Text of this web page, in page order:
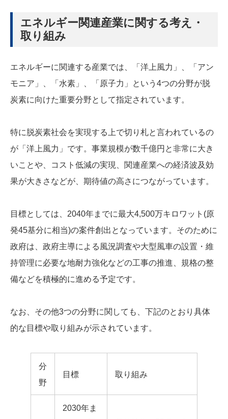
エネルギー関連産業に関する考え・
取り組み
エネルギーに関連する産業では、「洋上風力」、「アン
モニア」、「水素」、「原子力」という4つの分野が脱
炭素に向けた重要分野として指定されています。
特に脱炭素社会を実現する上で切り札と言われているの
が「洋上風力」です。事業規模が数千億円と非常に大き
いことや、コスト低減の実現、関連産業への経済波及効
果が大きさなどが、期待値の高さにつながっています。
目標としては、2040年までに最大4,500万キロワット(原
発45基分に相当)の案件創出となっています。そのために
政府は、政府主導による風況調査や大型風車の設置・維
持管理に必要な地耐力強化などの工事の推進、規格の整
備などを積極的に進める予定です。
なお、その他3つの分野に関しても、下記のとおり具体
的な目標や取り組みが示されています。
分
野
目標 取り組み
2030年ま